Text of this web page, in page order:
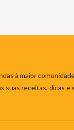
à maior
suas receitas, dicas